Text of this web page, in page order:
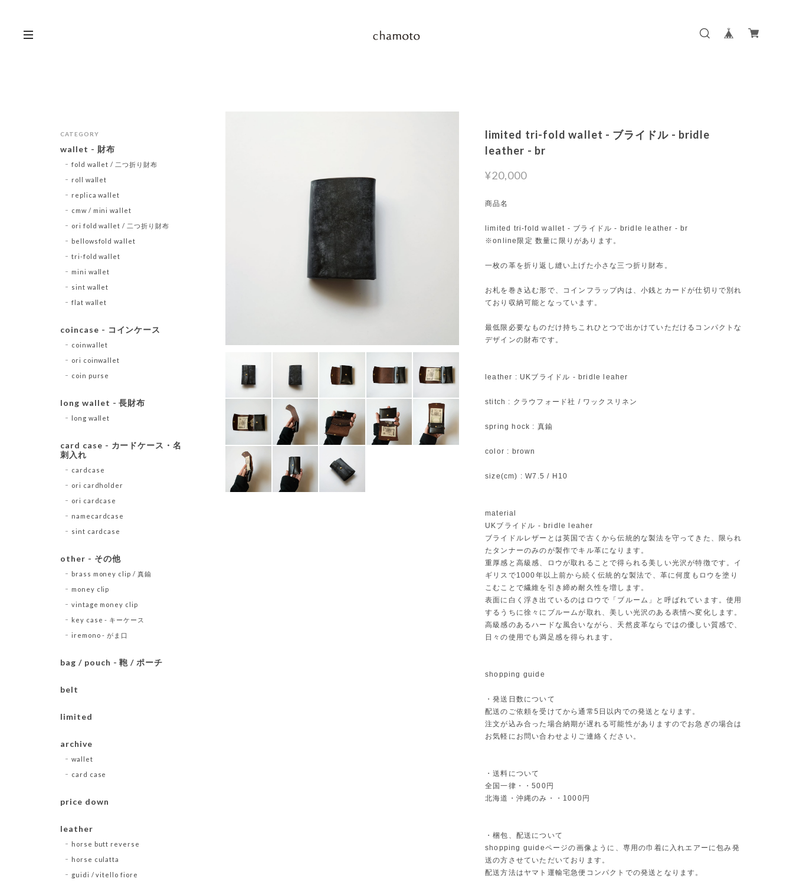
limited tri-fold wallet - ブライドル - bridle
leather - br
¥20,000
商品名
limited tri-fold wallet - ブライドル - bridle leather - br
※online限定 数量に限りがあります。
一枚の革を折り返し縫い上げた小さな三つ折り財布。
お札を巻き込む形で、コインフラップ内は、小銭とカードが仕切りで別れ
ており収納可能となっています。
最低限必要なものだけ持ちこれひとつで出かけていただけるコンパクトな
デザインの財布です。
leather : UKブライドル - bridle leaher
stitch : クラウフォード社 / ワックスリネン
spring hock : 真鍮
color : brown
size(cm) : W7.5 / H10
material
UKブライドル - bridle leaher
ブライドルレザーとは英国で古くから伝統的な製法を守ってきた、限られ
たタンナーのみのが製作でキル革になります。
重厚感と高級感、ロウが取れることで得られる美しい光沢が特徴です。イ
ギリスで1000年以上前から続く伝統的な製法で、革に何度もロウを塗り
こむことで繊維を引き締め耐久性を増します。
表面に白く浮き出ているのはロウで「ブルーム」と呼ばれています。使用
するうちに徐々にブルームが取れ、美しい光沢のある表情へ変化します。
高級感のあるハードな風合いながら、天然皮革ならではの優しい質感で、
日々の使用でも満足感を得られます。
shopping guide
・発送日数について
配送のご依頼を受けてから通常5日以内での発送となります。
注文が込み合った場合納期が遅れる可能性がありますのでお急ぎの場合は
お気軽にお問い合わせよりご連絡ください。
・送料について
全国一律・・500円
北海道・沖縄のみ・・1000円
・梱包、配送について
shopping guideページの画像ように、専用の巾着に入れエアーに包み発
送の方させていただいております。
配送方法はヤマト運輸宅急便コンパクトでの発送となります。
CATEGORY
wallet - 財布
fold wallet / 二つ折り財布
roll wallet
replica wallet
cmw / mini wallet
ori fold wallet / 二つ折り財布
bellowsfold wallet
tri-fold wallet
mini wallet
sint wallet
flat wallet
coincase - コインケース
coinwallet
ori coinwallet
coin purse
long wallet - 長財布
long wallet
card case - カードケース・名
刺入れ
cardcase
ori cardholder
ori cardcase
namecardcase
sint cardcase
other - その他
brass money clip / 真鍮
money clip
vintage money clip
key case - キーケース
iremono - がま口
bag / pouch - 鞄 / ポーチ
belt
limited
archive
wallet
card case
price down
leather
horse butt reverse
horse culatta
guidi / vitello fiore